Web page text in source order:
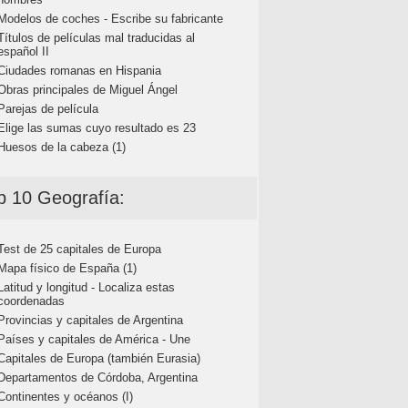
de coches - Escribe su fabricante
de películas mal traducidas al
II
romanas en Hispania
principales de Miguel Ángel
de película
las sumas cuyo resultado es 23
de la cabeza (1)
10 Geografía:
de 25 capitales de Europa
físico de España (1)
y longitud - Localiza estas
y capitales de Argentina
y capitales de América - Une
de Europa (también Eurasia)
de Córdoba, Argentina
y océanos (I)